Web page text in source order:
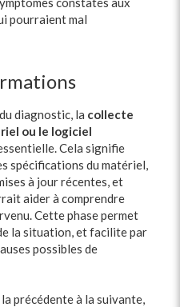
pourraient mal
diagnostic, la collecte
ou le logiciel
Cela signifie
spécifications du matériel,
à jour récentes, et
aider à comprendre
Cette phase permet
la situation, et facilite par
possibles de
précédente à la suivante,